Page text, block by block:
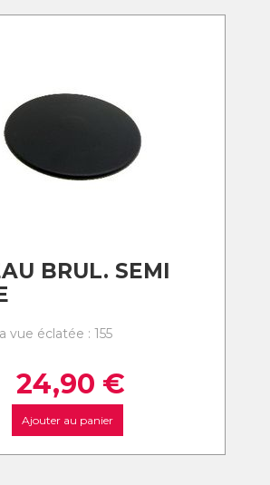
BRUL. SEMI
vue éclatée : 155
24,90 €
Ajouter au panier